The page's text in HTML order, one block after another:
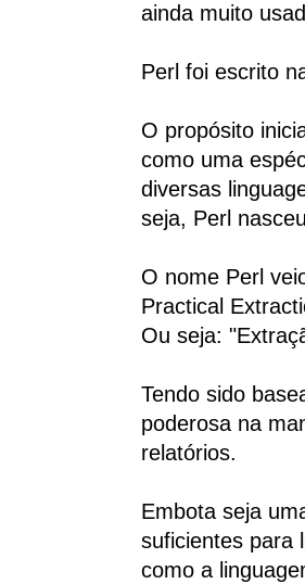
ainda muito
Perl foi escrito
O propósito
como uma
diversas
seja, Perl
O nome Perl
Practical
Ou seja:
Tendo sido
poderosa na
relatórios.
Embota seja
suficientes para
como a